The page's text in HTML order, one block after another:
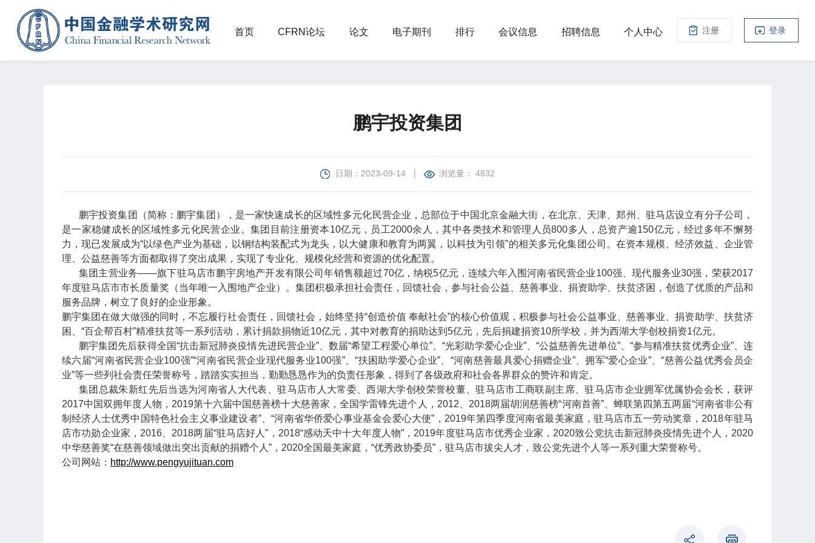
注册 登录
首页 CFRN论坛 论文 电子期刊 排行 会议信息 招聘信息 个人中心
鹏宇投资集团
日期：2023-09-14 浏览量： 4832
鹏宇投资集团（简称：鹏宇集团），是一家快速成长的区域性多元化民营企业，总部位于中国北京金融大街，在北京、天津、郑州、驻马店设立有分子公司，
是一家稳健成长的区域性多元化民营企业。集团目前注册资本10亿元，员工2000余人，其中各类技术和管理人员800多人，总资产逾150亿元，经过多年不懈努
力，现已发展成为“以绿色产业为基础，以钢结构装配式为龙头，以大健康和教育为两翼，以科技为引领”的相关多元化集团公司。在资本规模、经济效益、企业管
理、公益慈善等方面都取得了突出成果，实现了专业化、规模化经营和资源的优化配置。
集团主营业务——旗下驻马店市鹏宇房地产开发有限公司年销售额超过70亿，纳税5亿元，连续六年入围河南省民营企业100强、现代服务业30强，荣获2017
年度驻马店市市长质量奖（当年唯一入围地产企业）。集团积极承担社会责任，回馈社会，参与社会公益、慈善事业、捐资助学、扶贫济困，创造了优质的产品和
服务品牌，树立了良好的企业形象。
鹏宇集团在做大做强的同时，不忘履行社会责任，回馈社会，始终坚持“创造价值 奉献社会”的核心价值观，积极参与社会公益事业、慈善事业、捐资助学、扶贫济
困、“百企帮百村”精准扶贫等一系列活动，累计捐款捐物近10亿元，其中对教育的捐助达到5亿元，先后捐建捐资10所学校，并为西湖大学创校捐资1亿元。
鹏宇集团先后获得全国“抗击新冠肺炎疫情先进民营企业”、数届“希望工程爱心单位”、“光彩助学爱心企业”、“公益慈善先进单位”、“参与精准扶贫优秀企业”、连
续六届“河南省民营企业100强”“河南省民营企业现代服务业100强”、“扶困助学爱心企业”、“河南慈善最具爱心捐赠企业”、拥军“爱心企业”、“慈善公益优秀会员企
业”等一些列社会责任荣誉称号，踏踏实实担当，勤勤恳恳作为的负责任形象，得到了各级政府和社会各界群众的赞许和肯定。
集团总裁朱新红先后当选为河南省人大代表、驻马店市人大常委、西湖大学创校荣誉校董、驻马店市工商联副主席、驻马店市企业拥军优属协会会长，获评
2017中国双拥年度人物，2019第十六届中国慈善榜十大慈善家，全国学雷锋先进个人，2012、2018两届胡润慈善榜“河南首善”、蝉联第四第五两届“河南省非公有
制经济人士优秀中国特色社会主义事业建设者”、“河南省华侨爱心事业基金会爱心大使”，2019年第四季度河南省最美家庭，驻马店市五一劳动奖章，2018年驻马
店市功勋企业家，2016、2018两届“驻马店好人”，2018“感动天中十大年度人物”，2019年度驻马店市优秀企业家，2020致公党抗击新冠肺炎疫情先进个人，2020
中华慈善奖“在慈善领域做出突出贡献的捐赠个人”，2020全国最美家庭，“优秀政协委员”，驻马店市拔尖人才，致公党先进个人等一系列重大荣誉称号。
公司网站： http://www.pengyujituan.com